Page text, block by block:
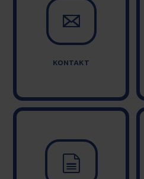

KONTAKT
